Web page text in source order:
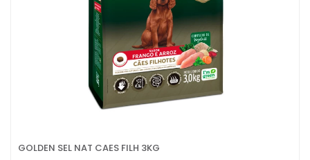
GOLDEN SEL NAT CAES FILH 3KG